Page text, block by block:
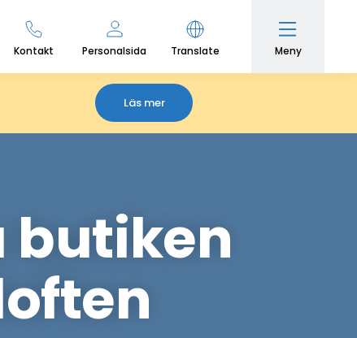
Kontakt Personalsida Translate Meny
Läs mer
butiken